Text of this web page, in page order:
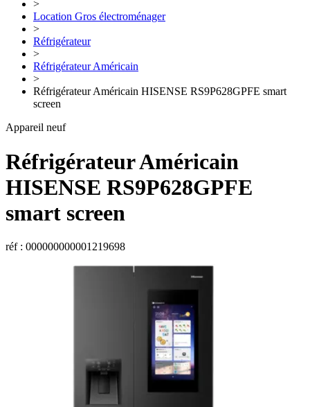
>
Location Gros électroménager
>
Réfrigérateur
>
Réfrigérateur Américain
>
Réfrigérateur Américain HISENSE RS9P628GPFE smart
screen
Appareil neuf
Réfrigérateur Américain
HISENSE RS9P628GPFE
smart screen
réf : 000000000001219698